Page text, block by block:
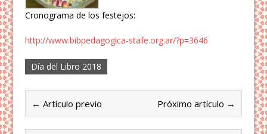
Cronograma de los festejos:
http://www.bibpedagogica-stafe.org.ar/?p=3646
Día del Libro 2018
← Artículo previo Próximo artículo →